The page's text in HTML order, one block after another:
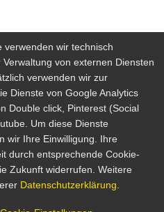
verwenden wir technisch
von externen Diensten
verwenden wir zur
Dienste von Google Analytics
Double click, Pinterest (Social
Um diese Dienste
wir Ihre Einwilligung. Ihre
durch entsprechende Cookie-
Zukunft widerrufen. Weitere
Datenschutzerklärung